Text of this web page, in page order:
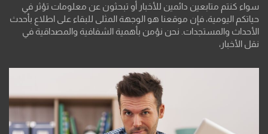
سواء كنتم متابعين دائمين للأخبار أو تبحثون عن معلومات تؤثر في
حياتكم اليومية، فإن موقعنا هو الوجهة المثلى للبقاء على اطلاع بأحدث
الأحداث والمستجدات. نحن نؤمن بأهمية الشفافية والمصداقية في
نقل الأخبار،